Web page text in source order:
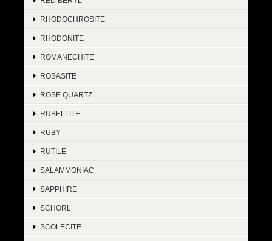
RHODOCHROSITE
RHODONITE
ROMANECHITE
ROSASITE
ROSE QUARTZ
RUBELLITE
RUBY
RUTILE
SALAMMONIAC
SAPPHIRE
SCHORL
SCOLECITE